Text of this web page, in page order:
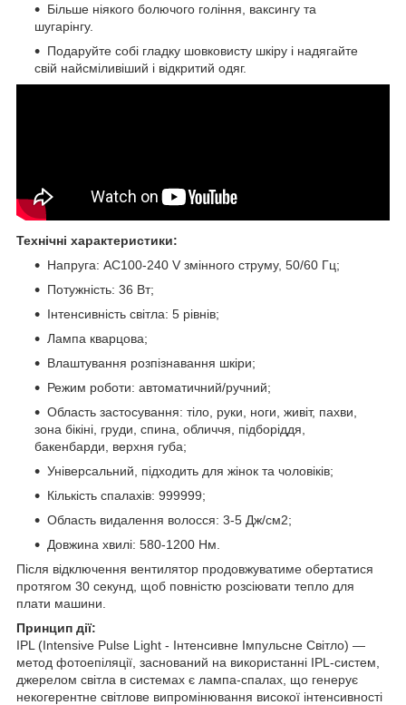
Більше ніякого болючого гоління, ваксингу та
шугарінгу.
Подаруйте собі гладку шовковисту шкіру і надягайте
свій найсміливіший і відкритий одяг.
Технічні характеристики:
Напруга: AC100-240 V змінного струму, 50/60 Гц;
Потужність: 36 Вт;
Інтенсивність світла: 5 рівнів;
Лампа кварцова;
Влаштування розпізнавання шкіри;
Режим роботи: автоматичний/ручний;
Область застосування: тіло, руки, ноги, живіт, пахви,
зона бікіні, груди, спина, обличчя, підборіддя,
бакенбарди, верхня губа;
Універсальний, підходить для жінок та чоловіків;
Кількість спалахів: 999999;
Область видалення волосся: 3-5 Дж/см2;
Довжина хвилі: 580-1200 Hм.
Після відключення вентилятор продовжуватиме обертатися
протягом 30 секунд, щоб повністю розсіювати тепло для
плати машини.
Принцип дії:
IPL (Intensive Pulse Light - Інтенсивне Імпульсне Світло) —
метод фотоепіляції, заснований на використанні IPL-систем,
джерелом світла в системах є лампа-спалах, що генерує
некогерентне світлове випромінювання високої інтенсивності